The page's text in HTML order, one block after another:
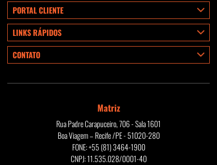
PORTAL CLIENTE
LINKS RÁPIDOS
CONTATO
Matriz
Rua Padre Carapuceiro, 706 - Sala 1601
Boa Viagem – Recife /PE - 51020-280
FONE: +55 (81) 3464-1900
CNPJ: 11.535.028/0001-40